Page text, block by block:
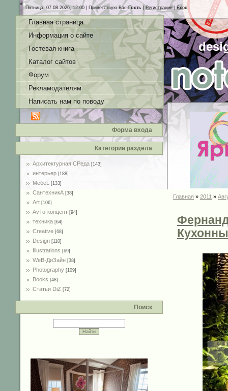
Пятница, 07.08.2026, 12:00 | Приветствую Вас Гость Регистрация| Вход
Главная страница
Информация о сайте
Гостевая книга
Каталог сайтов
Форум
Рекламодателям
Написать нам по поводу
Форма входа
Категории раздела
Архитектурная СРеда [143]
интерьер [188]
MебеL [133]
СантехникА [38]
Art [106]
AvTo-концепт [94]
техника [64]
Creative [68]
Design [110]
Illustrations [69]
WeB-ДиЗайн [38]
Photography [109]
Books [48]
Статьи DiZ [72]
Поиск
Главная » 2011 »